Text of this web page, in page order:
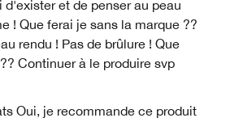
et de penser au peau
! Que ferai je sans la marque ??
rendu ! Pas de brûlure ! Que
Continuer à le produire svp
Oui, je recommande ce produit